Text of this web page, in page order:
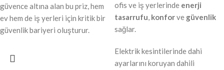
güvence altına alan bu priz, hem
ev hem de iş yerleri için kritik bir
güvenlik bariyeri oluşturur.
ofis ve iş yerlerinde enerji
tasarrufu, konforve güvenlik
sağlar.
Elektrik kesintilerinde dahi
ayarlarını koruyan dahili